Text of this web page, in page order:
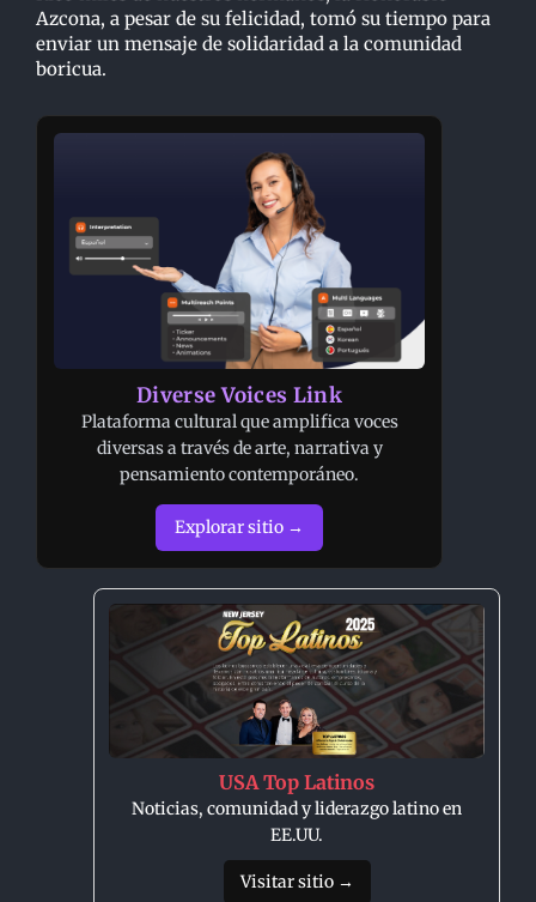
Azcona, a pesar de su felicidad, tomó su tiempo para
enviar un mensaje de solidaridad a la comunidad
boricua.
Diverse Voices Link
Plataforma cultural que amplifica voces
diversas a través de arte, narrativa y
pensamiento contemporáneo.
Explorar sitio →
USA Top Latinos
Noticias, comunidad y liderazgo latino en
EE.UU.
Visitar sitio →